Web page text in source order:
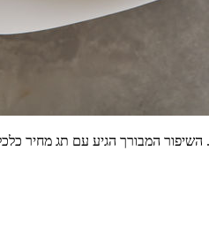
המבורך הגיע עם תג מחיר